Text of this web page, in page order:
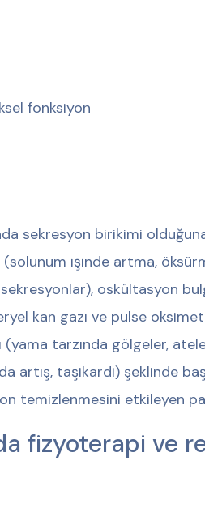
fonksiyon
sekresyon birikimi
işinde artma,
oskültasyon
kan gazı ve pulse
(yama tarzında gölgeler,
artış, taşikardi) şeklinde
temizlenmesini etkileyen
fizyoterapi ve